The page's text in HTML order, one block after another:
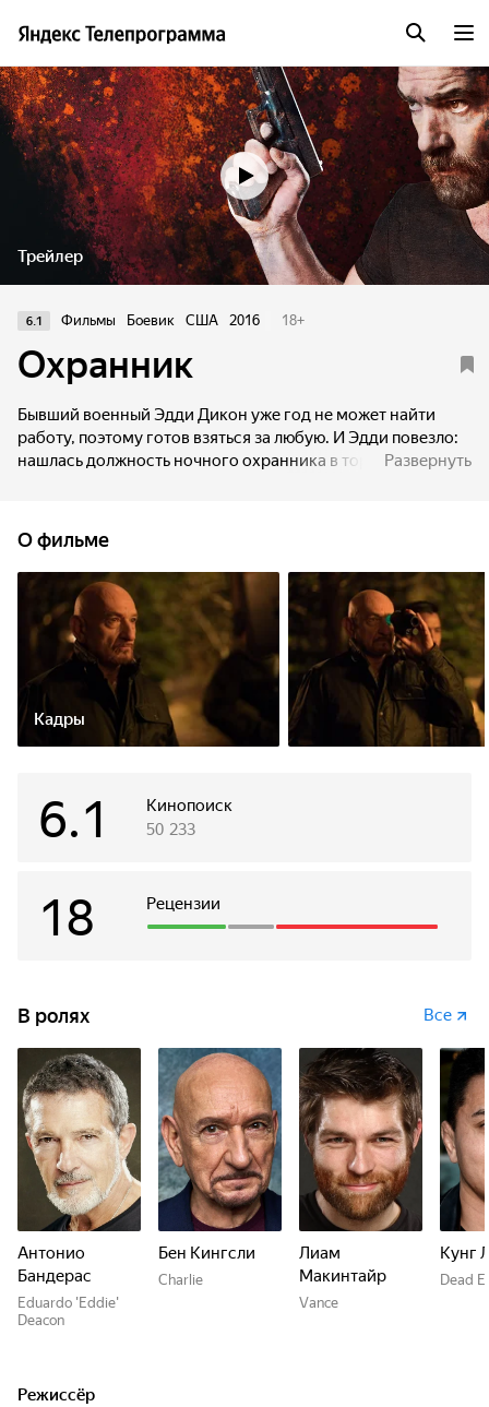
Трейлер
6.1 Фильмы Боевик США 2016 18+
Охранник
Бывший военный Эдди Дикон уже год не может найти
работу, поэтому готов взяться за любую. И Эдди повезло:
нашлась должность ночного охранника в торговом
помощи. Она оказывается важным свидетелем, и должна
завтра давать показания в суде. Её преследует банда
головорезов, и для них не помеха даже перевозивший
девочку бронированный кортеж. Под руководством
лидера-психопата преступники действуют без ошибок и
не оставляют следов. Эта ночь заставит Эдди вспомнить
все то, что он так хотел забыть.
Развернуть
О фильме
Кадры
Кинопоиск
6.1 50 233
Рецензии
18
В ролях Все
Антонио
Бандерас
Eduardo 'Eddie'
Deacon
Бен Кингсли
Charlie
Лиам
Макинтайр
Vance
Кунг
Dead
Режиссёр